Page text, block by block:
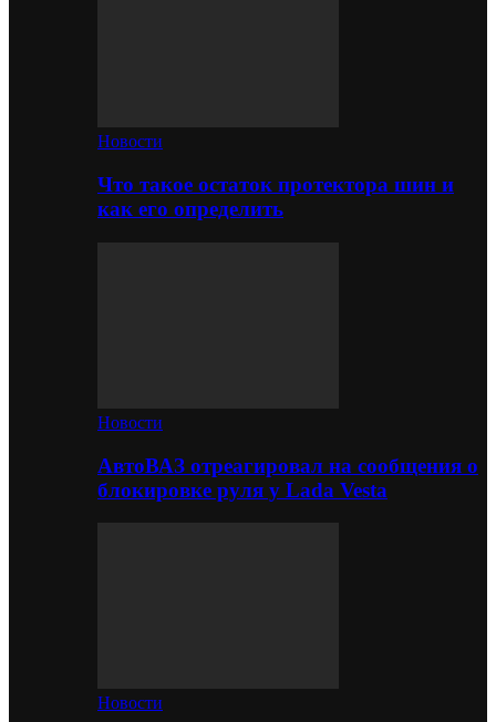
Новости
Что такое остаток протектора шин и
как его определить
Новости
АвтоВАЗ отреагировал на сообщения о
блокировке руля у Lada Vesta
Новости